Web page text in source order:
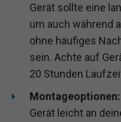
Gerät sollte eine
um auch während
ohne häufiges
sein. Achte auf
20 Stunden
Montageoptionen:
Gerät leicht an